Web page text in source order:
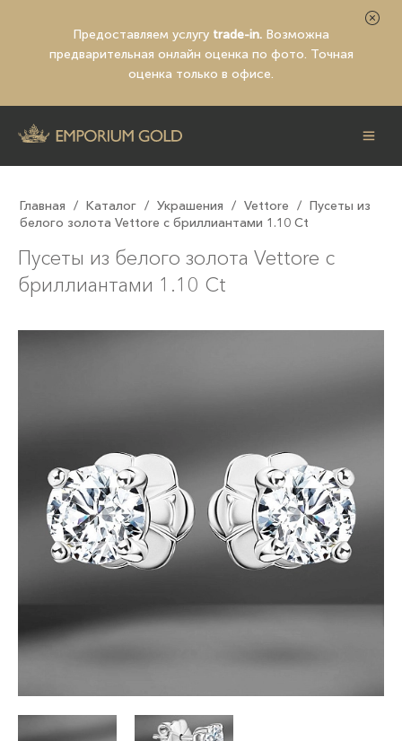
Предоставляем услугу trade-in. Возможна
предварительная онлайн оценка по фото. Точная
оценка только в офисе.
Главная / Каталог / Украшения / Vettore / Пусеты из
белого золота Vettore с бриллиантами 1.10 Ct
Пусеты из белого золота Vettore с
бриллиантами 1.10 Ct